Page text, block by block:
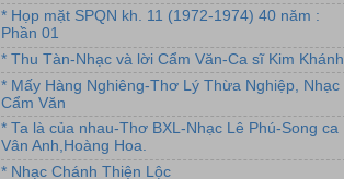
* Họp mặt SPQN kh. 11 (1972-1974) 40 năm :
Phần 01
* Thu Tàn-Nhạc và lời Cẩm Văn-Ca sĩ Kim Khánh
* Mấy Hàng Nghiêng-Thơ Lý Thừa Nghiệp, Nhạc
Cẩm Văn
* Ta là của nhau-Thơ BXL-Nhạc Lê Phú-Song ca
Vân Anh,Hoàng Hoa.
* Nhạc Chánh Thiện Lộc